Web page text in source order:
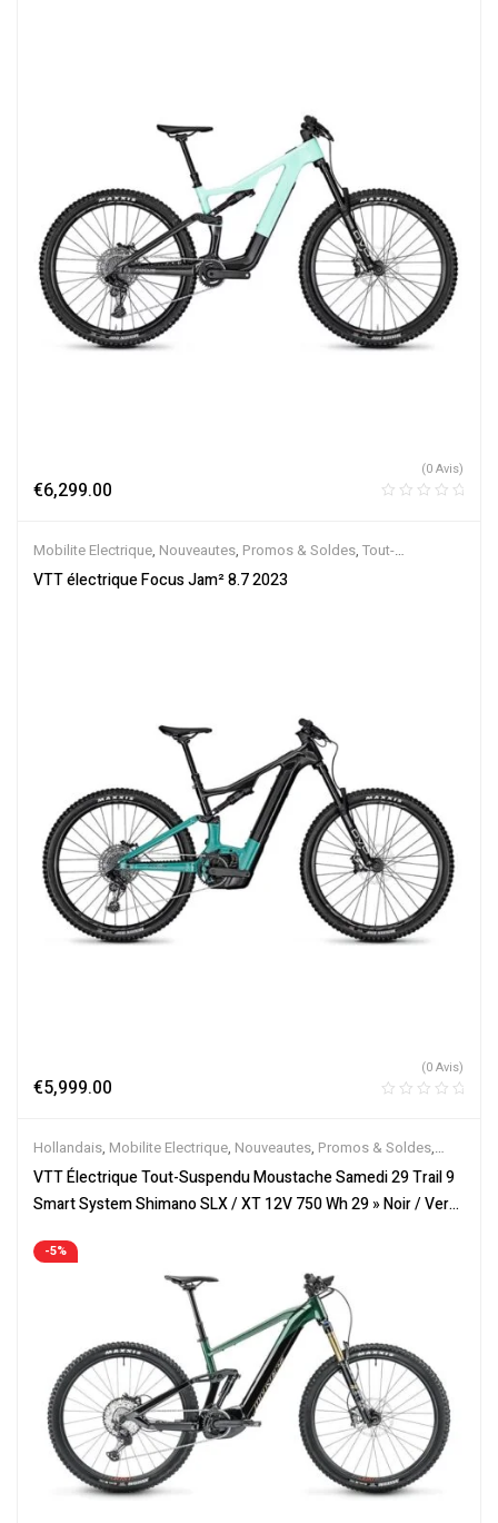
€6,299.00
(0 Avis)
Mobilite Electrique, Nouveautes, Promos & Soldes, Tout-
Suspendus,Vélo électrique ville ,Velos Electriques
VTT électrique Focus Jam² 8.7 2023
€5,999.00
(0 Avis)
Hollandais, Mobilite Electrique, Nouveautes, Promos & Soldes,
Tout-Suspendus,Vélo électrique ville,Velos Electriques,VTT
Électriques
VTT Électrique Tout-Suspendu Moustache Samedi 29 Trail 9
Smart System Shimano SLX / XT 12V 750 Wh 29 » Noir / Vert
-5%